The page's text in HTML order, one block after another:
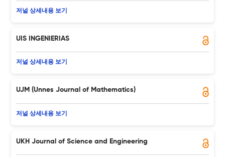
저널 상세내용 보기
UIS INGENIERIAS
저널 상세내용 보기
UJM (Unnes Journal of Mathematics)
저널 상세내용 보기
UKH Journal of Science and Engineering